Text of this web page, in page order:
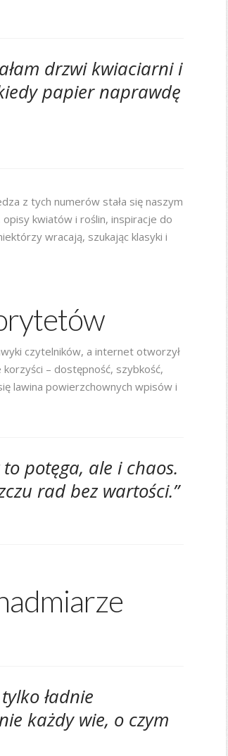
drzwi kwiaciarni i
kiedy papier naprawdę
z tych numerów stała się naszym
kwiatów i roślin, inspiracje do
wracają, szukając klasyki i
czytelników, a internet otworzył
– dostępność, szybkość,
lawina powierzchownych wpisów i
potęga, ale i chaos.
rad bez wartości.”
ładnie
każdy wie, o czym